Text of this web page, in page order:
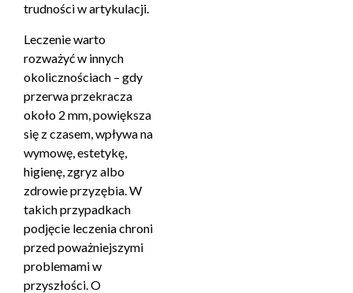
trudności w artykulacji.
Leczenie warto
rozważyć w innych
okolicznościach – gdy
przerwa przekracza
około 2 mm, powiększa
się z czasem, wpływa na
wymowę, estetykę,
higienę, zgryz albo
zdrowie przyzębia. W
takich przypadkach
podjęcie leczenia chroni
przed poważniejszymi
problemami w
przyszłości. O